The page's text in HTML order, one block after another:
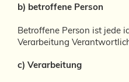
b) betroffene Person
Betroffene Person ist jede
Verarbeitung
c) Verarbeitung